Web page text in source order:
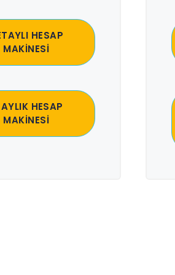
HESAP
MAKİNESİ
HESAP
MAKİNESİ